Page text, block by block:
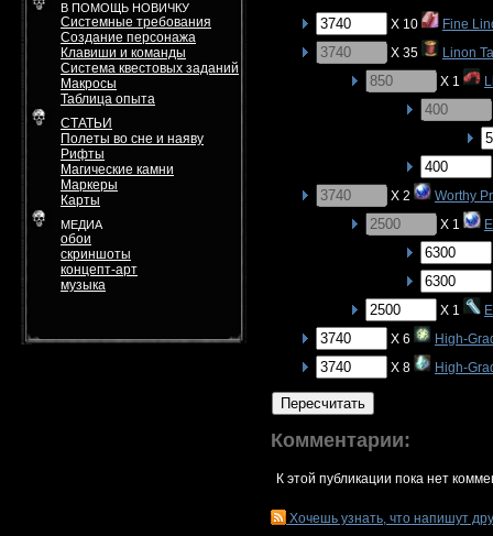
В ПОМОЩЬ НОВИЧКУ
Системные требования
Создание персонажа
Клавиши и команды
Система квестовых заданий
Макросы
Таблица опыта
СТАТЬИ
Полеты во сне и наяву
Рифты
Магические камни
Маркеры
Карты
МЕДИА
обои
скриншоты
концепт-арт
музыка
X 10
Fine
X 35
Linon
X 1
X 2
Worthy
X 1
X 1
X 6
High-
X 8
High-
Пересчитать
Комментарии:
К этой публикации пока нет
Хочешь узнать, что напишут